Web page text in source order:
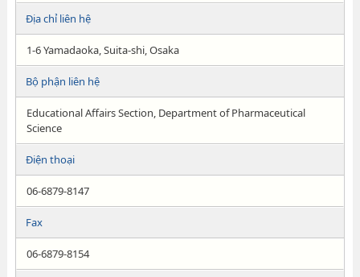
Địa chỉ liên hệ
1-6 Yamadaoka, Suita-shi, Osaka
Bộ phận liên hệ
Educational Affairs Section, Department of Pharmaceutical
Science
Điện thoại
06-6879-8147
Fax
06-6879-8154